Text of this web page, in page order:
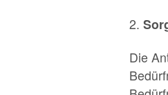
2.
Die